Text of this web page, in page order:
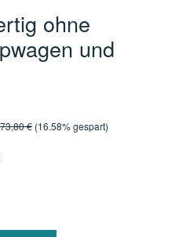
ohne
und
Preis:
€ (16.58% gespart)